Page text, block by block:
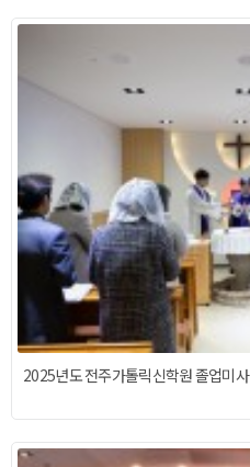
2025년도 전주가톨릭신학원 졸업미사